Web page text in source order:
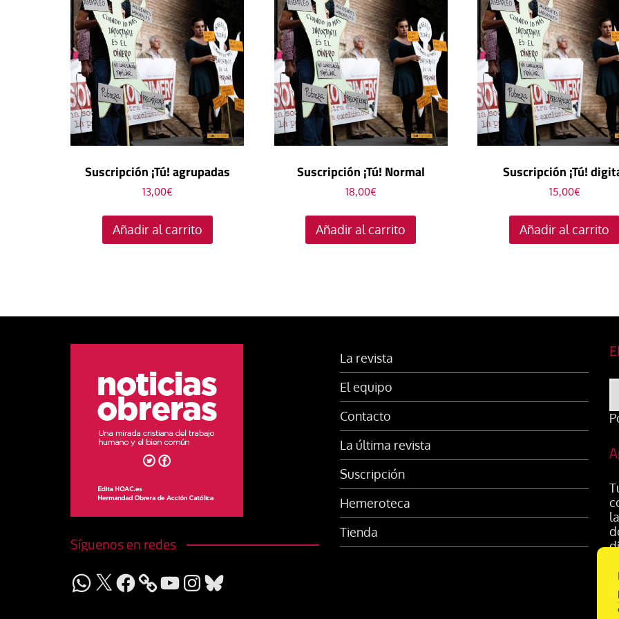
Suscripción ¡Tú! agrupadas
13,00€
Añadir al carrito
Suscripción ¡Tú! Normal
18,00€
Añadir al carrito
Suscripción ¡Tú!
15,00€
Añadir al carrito
Síguenos en redes
WhatsApp
X FacebookYouTubeInstagram
Bluesky
La revista
El equipo
Contacto
La última revista
Suscripción
Hemeroteca
Tienda